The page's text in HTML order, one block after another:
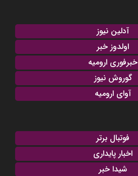
آدلین نیوز
اولدوز خبر
خبرفوری ارومیه
گوروش نیوز
آوای ارومیه
فوتبال برتر
اخبار پایداری
شیدا خبر